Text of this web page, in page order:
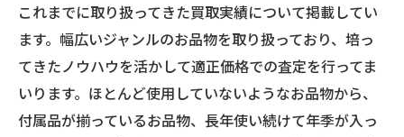
これまでに取り扱ってきた買取実績について掲載してい
ます。幅広いジャンルのお品物を取り扱っており、培っ
てきたノウハウを活かして適正価格での査定を行ってま
いります。ほとんど使用していないようなお品物から、
付属品が揃っているお品物、長年使い続けて年季が入っ